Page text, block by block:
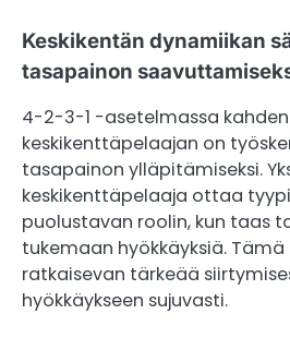
Keskikentän dynamiikan
tasapainon
4-2-3-1 -asetelmassa kahden
keskikenttäpelaajan on
tasapainon ylläpitämiseksi.
keskikenttäpelaaja ottaa
puolustavan roolin, kun taas
tukemaan hyökkäyksiä. Tämä
ratkaisevan tärkeää
hyökkäykseen sujuvasti.